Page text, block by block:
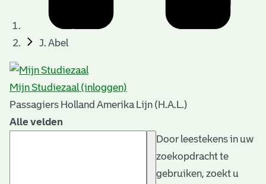
J. Abel
Mijn Studiezaal (inloggen)
Passagiers Holland Amerika Lijn (H.A.L.)
Alle velden
Door leestekens in uw
zoekopdracht te
gebruiken, zoekt u